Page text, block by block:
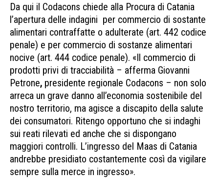
Da qui il Codacons chiede alla Procura di Catania
l’apertura delle indagini per commercio di sostante
alimentari contraffatte o adulterate (art. 442 codice
penale) e per commercio di sostanze alimentari
nocive (art. 444 codice penale). «Il commercio di
prodotti privi di tracciabilità – afferma Giovanni
Petrone, presidente regionale Codacons – non solo
arreca un grave danno all’economia sostenibile del
nostro territorio, ma agisce a discapito della salute
dei consumatori. Ritengo opportuno che si indaghi
sui reati rilevati ed anche che si dispongano
maggiori controlli. L’ingresso del Maas di Catania
andrebbe presidiato costantemente così da vigilare
sempre sulla merce in ingresso».